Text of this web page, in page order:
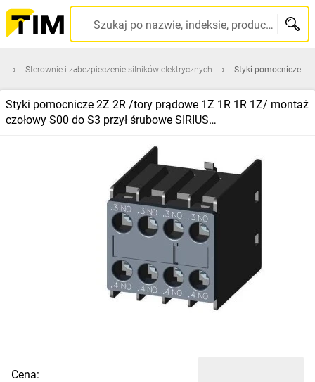
Szukaj po nazwie, indeksie, producencie, kodzie kreskowym...
Sterownie i zabezpieczenie silników elektrycznych Styki pomocnicze
Styki pomocnicze 2Z 2R /tory prądowe 1Z 1R 1R 1Z/ montaż
czołowy S00 do S3 przył śrubowe SIRIUS
Cena: